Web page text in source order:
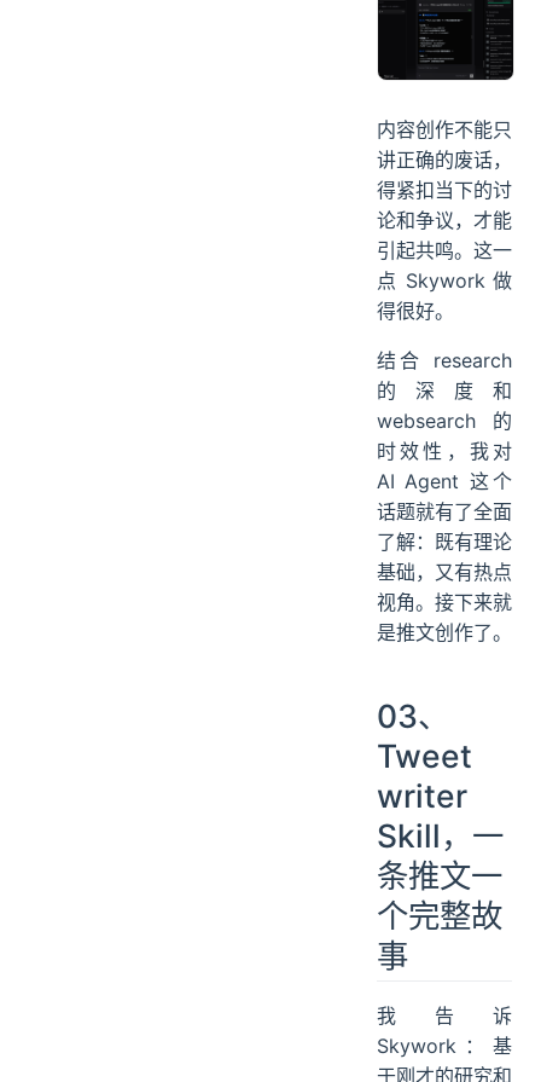
内容创作不能只
讲正确的废话，
得紧扣当下的讨
论和争议，才能
引起共鸣。这一
点 Skywork 做
得很好。
结合 research
的深度和
websearch 的
时效性，我对
AI Agent 这个
话题就有了全面
了解：既有理论
基础，又有热点
视角。接下来就
是推文创作了。
03、
Tweet
writer
Skill，一
条推文一
个完整故
事
我告诉
Skywork：基
于刚才的研究和